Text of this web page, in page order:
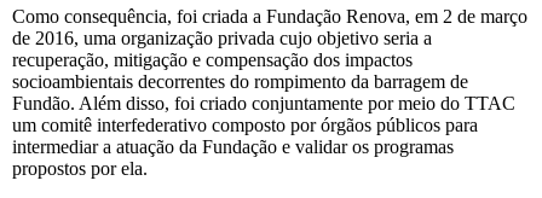
Como consequência, foi criada a Fundação Renova, em 2 de março
de 2016, uma organização privada cujo objetivo seria a
recuperação, mitigação e compensação dos impactos
socioambientais decorrentes do rompimento da barragem de
Fundão. Além disso, foi criado conjuntamente por meio do TTAC
um comitê interfederativo composto por órgãos públicos para
intermediar a atuação da Fundação e validar os programas
propostos por ela.